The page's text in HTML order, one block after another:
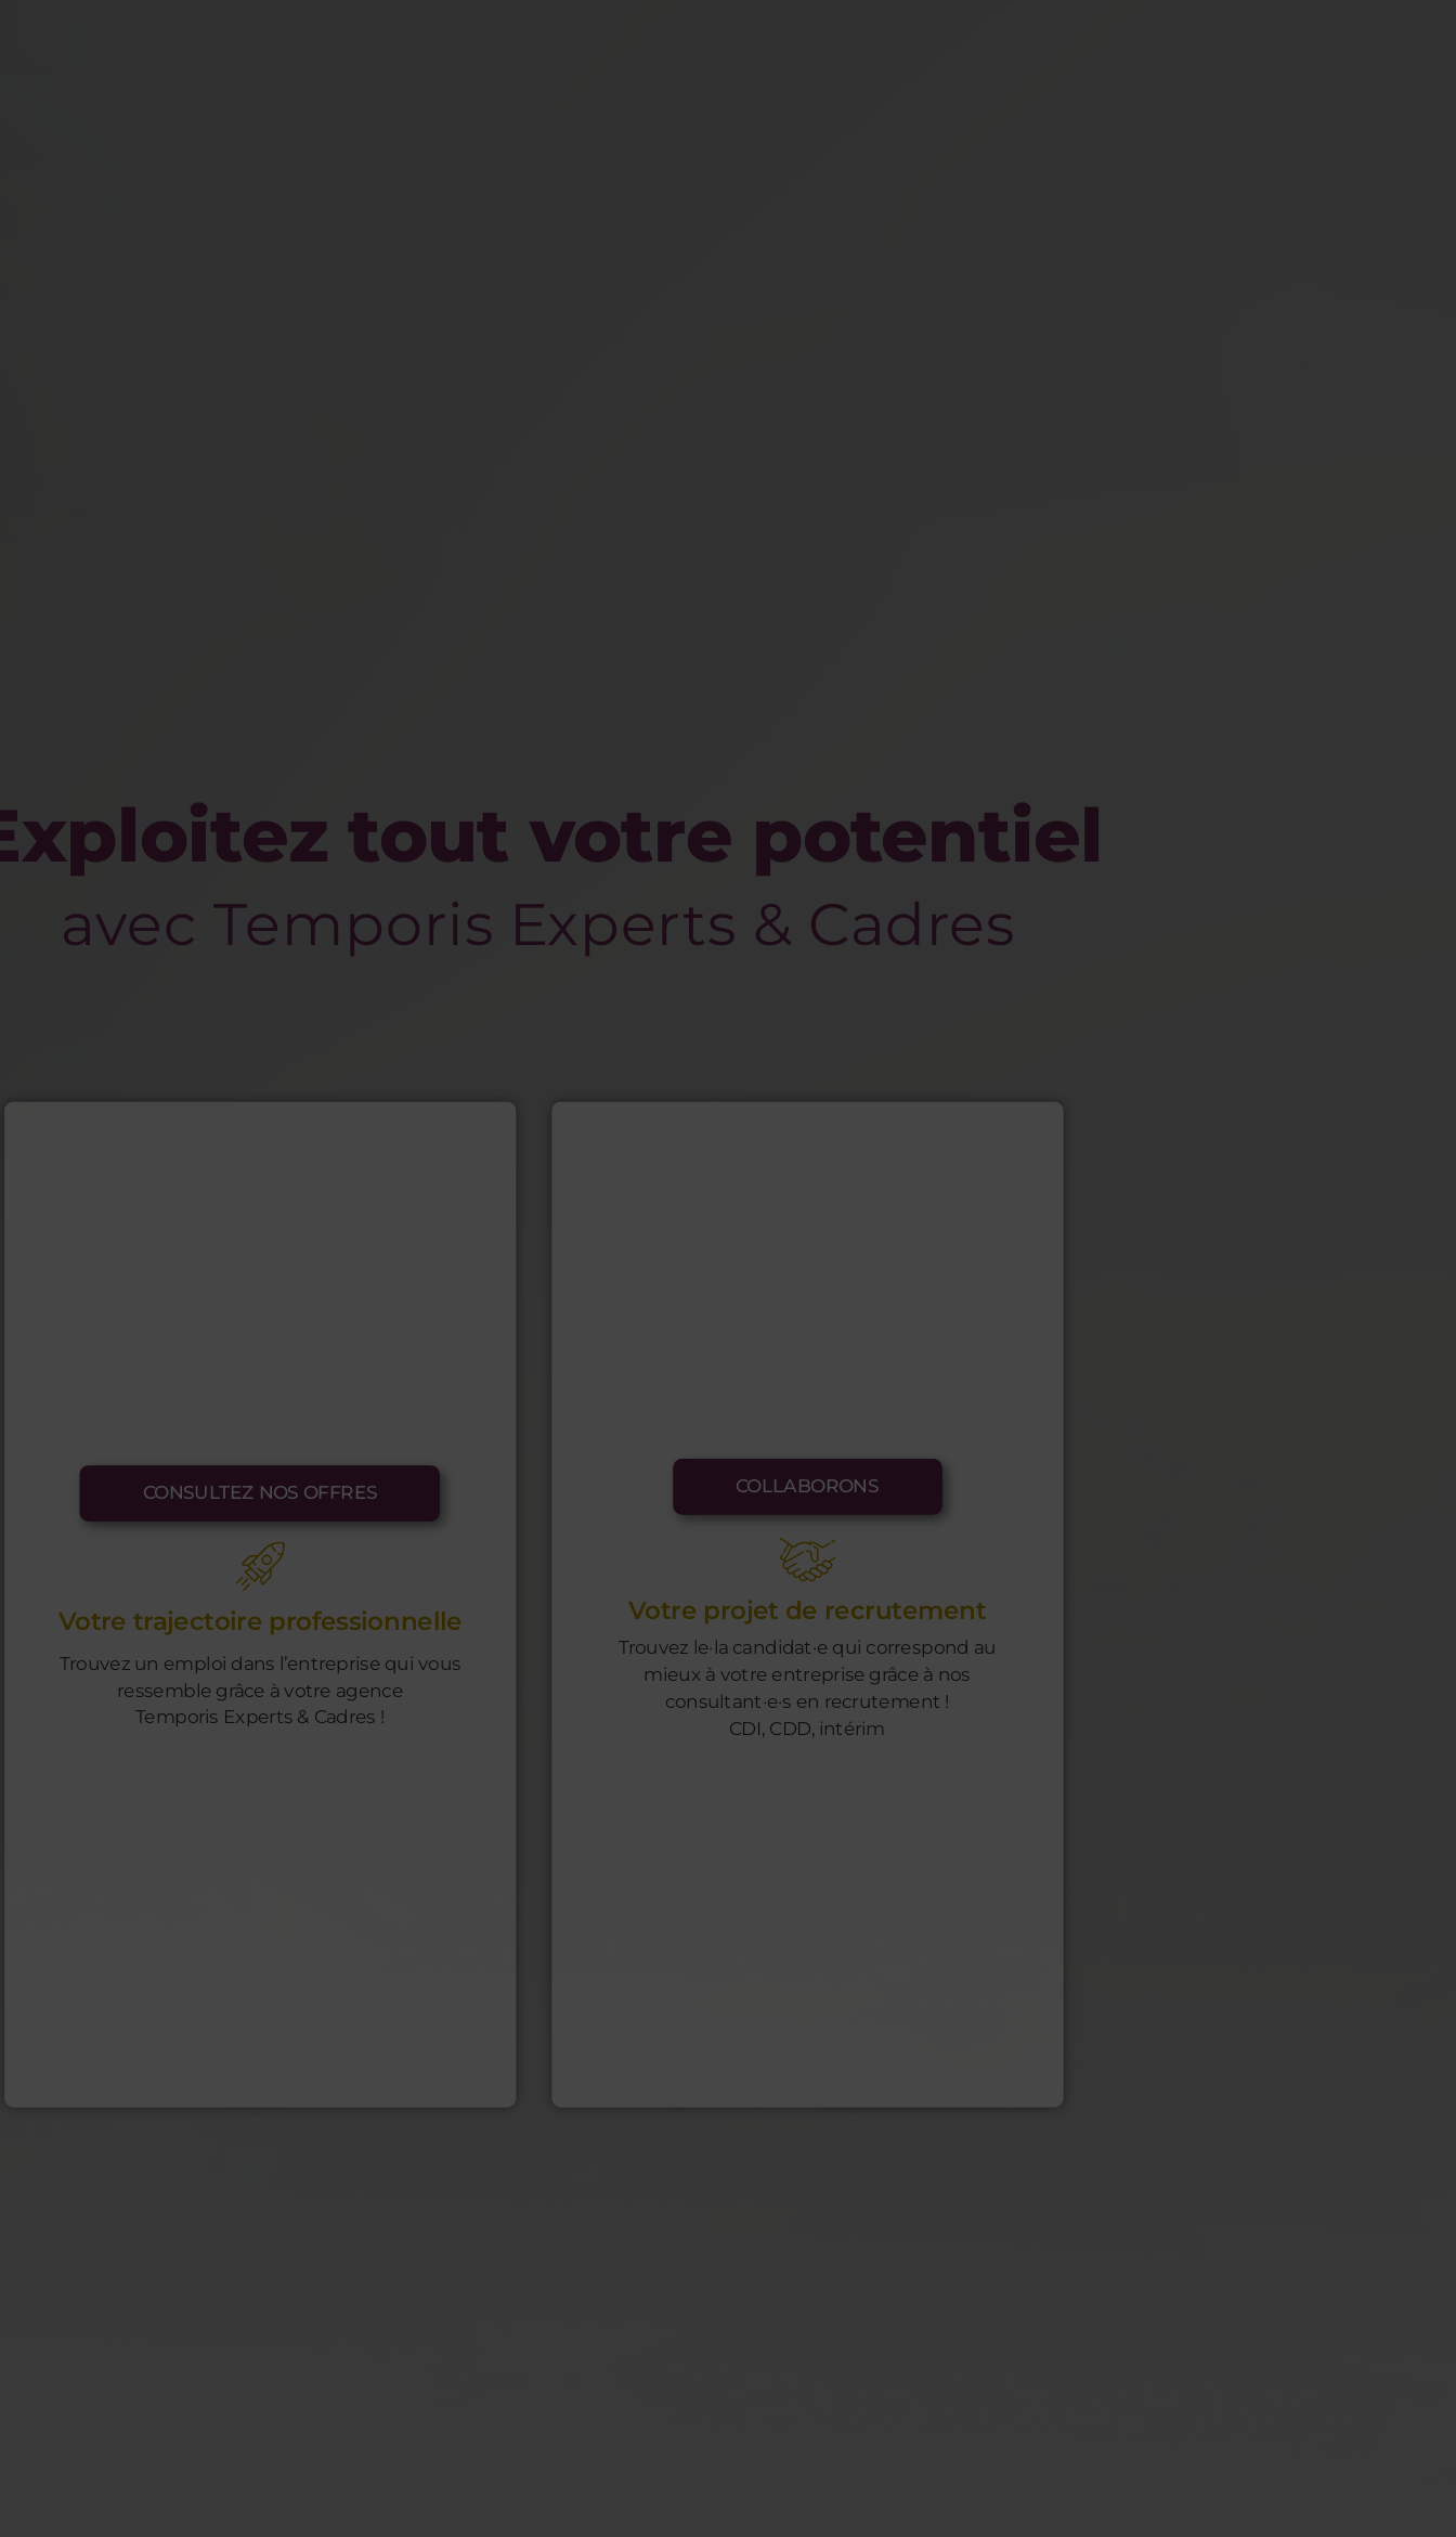
tout votre potentiel
avec Temporis Experts & Cadres
CONSULTEZ NOS OFFRES
Votre trajectoire professionnelle
Trouvez un emploi dans l’entreprise qui vous
ressemble grâce à votre agence
Temporis Experts & Cadres !
COLLABORONS
Votre projet de recrutement
Trouvez le·la candidat·e qui correspond au
mieux à votre entreprise grâce à nos
consultant·e·s en recrutement !
CDI, CDD, intérim